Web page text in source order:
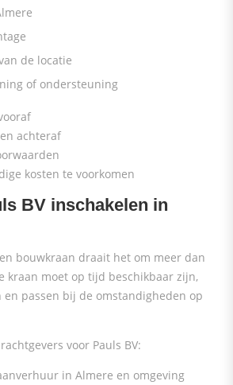
de locatie
of ondersteuning
achteraf
kosten te voorkomen
BV inschakelen in
bouwkraan draait het om meer dan
kraan moet op tijd beschikbaar zijn,
passen bij de omstandigheden op
voor Pauls BV:
in Almere en omgeving